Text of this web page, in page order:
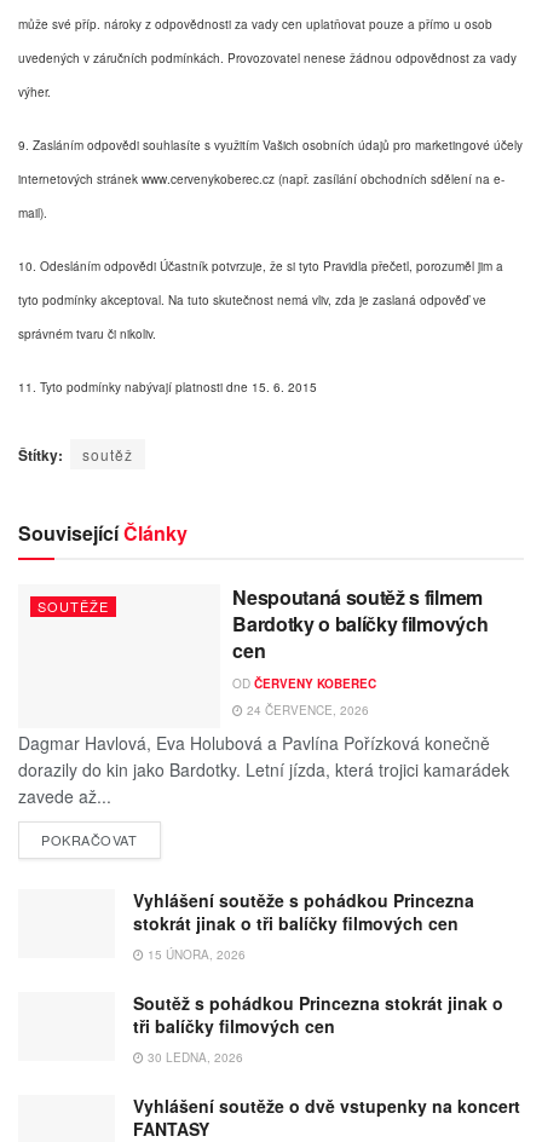
může své příp. nároky z odpovědnosti za vady cen uplatňovat pouze a přímo u osob
uvedených v záručních podmínkách. Provozovatel nenese žádnou odpovědnost za vady
výher.
9. Zasláním odpovědi souhlasíte s využitím Vašich osobních údajů pro marketingové účely
internetových stránek www.cervenykoberec.cz (např. zasílání obchodních sdělení na e-
mail).
10. Odesláním odpovědi Účastník potvrzuje, že si tyto Pravidla přečetl, porozuměl jim a
tyto podmínky akceptoval. Na tuto skutečnost nemá vliv, zda je zaslaná odpověď ve
správném tvaru či nikoliv.
11. Tyto podmínky nabývají platnosti dne 15. 6. 2015
Štítky: soutěž
SouvisejícíČlánky
SOUTĚŽE
Nespoutaná soutěž s filmem
Bardotky o balíčky filmových
cen
OD ČERVENY KOBEREC
24 ČERVENCE, 2026
Dagmar Havlová, Eva Holubová a Pavlína Pořízková konečně
dorazily do kin jako Bardotky. Letní jízda, která trojici kamarádek
zavede až...
POKRAČOVAT
Vyhlášení soutěže s pohádkou Princezna
stokrát jinak o tři balíčky filmových cen
15 ÚNORA, 2026
Soutěž s pohádkou Princezna stokrát jinak o
tři balíčky filmových cen
30 LEDNA, 2026
Vyhlášení soutěže o dvě vstupenky na koncert
FANTASY